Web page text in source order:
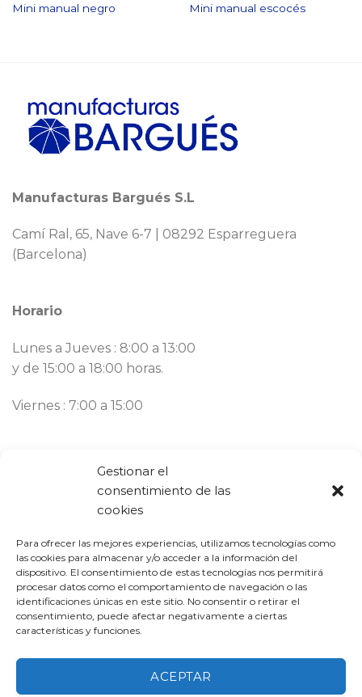
Gestionar el
consentimiento de las
cookies
Para ofrecer las mejores experiencias, utilizamos tecnologías como
las cookies para almacenar y/o acceder a la información del
dispositivo. El consentimiento de estas tecnologías nos permitirá
procesar datos como el comportamiento de navegación o las
identificaciones únicas en este sitio. No consentir o retirar el
consentimiento, puede afectar negativamente a ciertas
características y funciones.
ACEPTAR
Mini manual negro Mini manual escocés
Manufacturas Bargués S.L
Camí Ral, 65, Nave 6-7 | 08292 Esparreguera
(Barcelona)
Horario
Lunes a Jueves : 8:00 a 13:00
y de 15:00 a 18:00 horas.
Viernes : 7:00 a 15:00
Llámanos ahora:93 777 82 58
bargues@mbargues.com
NEXT GENERATION (EU) DEL MECANISMO DE RECUPERACIÓN Y
RESILIENCIA